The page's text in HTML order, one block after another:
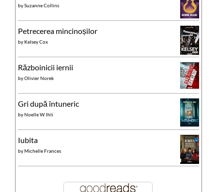
bySuzanne Collins
Petrecerea mincinoșilor
by Kelsey Cox
Războinicii iernii
byOlivier Norek
Gri după întuneric
byNoelle W. Ihli
Iubita
byMichelle Frances